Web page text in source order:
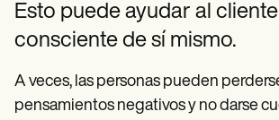
Esto puede ayudar al
consciente de sí mismo.
A veces, las personas pueden
pensamientos negativos y no darse